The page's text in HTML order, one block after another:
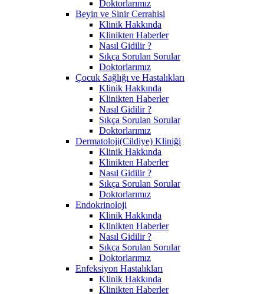
Doktorlarımız
Beyin ve Sinir Cerrahisi
Klinik Hakkında
Klinikten Haberler
Nasıl Gidilir ?
Sıkça Sorulan Sorular
Doktorlarımız
Çocuk Sağlığı ve Hastalıkları
Klinik Hakkında
Klinikten Haberler
Nasıl Gidilir ?
Sıkça Sorulan Sorular
Doktorlarımız
Dermatoloji(Cildiye) Kliniği
Klinik Hakkında
Klinikten Haberler
Nasıl Gidilir ?
Sıkça Sorulan Sorular
Doktorlarımız
Endokrinoloji
Klinik Hakkında
Klinikten Haberler
Nasıl Gidilir ?
Sıkça Sorulan Sorular
Doktorlarımız
Enfeksiyon Hastalıkları
Klinik Hakkında
Klinikten Haberler